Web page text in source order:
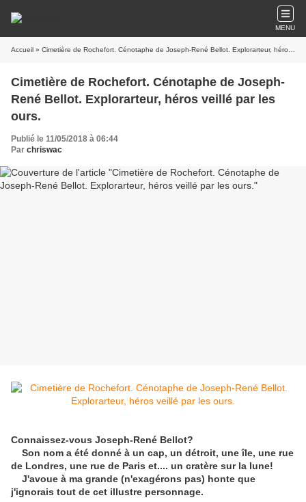
MENU
Accueil » Cimetière de Rochefort. Cénotaphe de Joseph-René Bellot. Explorarteur, héros veillé par les ours.
Cimetière de Rochefort. Cénotaphe de Joseph-
René Bellot. Explorarteur, héros veillé par les
ours.
Publié le 11/05/2018 à 06:44
Par chriswac
Connaissez-vous Joseph-René Bellot?
Son nom a été donné à un cap, un détroit, une île, une rue
de Londres, une rue de Paris et.... un cratère sur la lune!
J'avoue à ma grande (n'exagérons pas) honte que
j'ignorais tout de cet illustre personnage.